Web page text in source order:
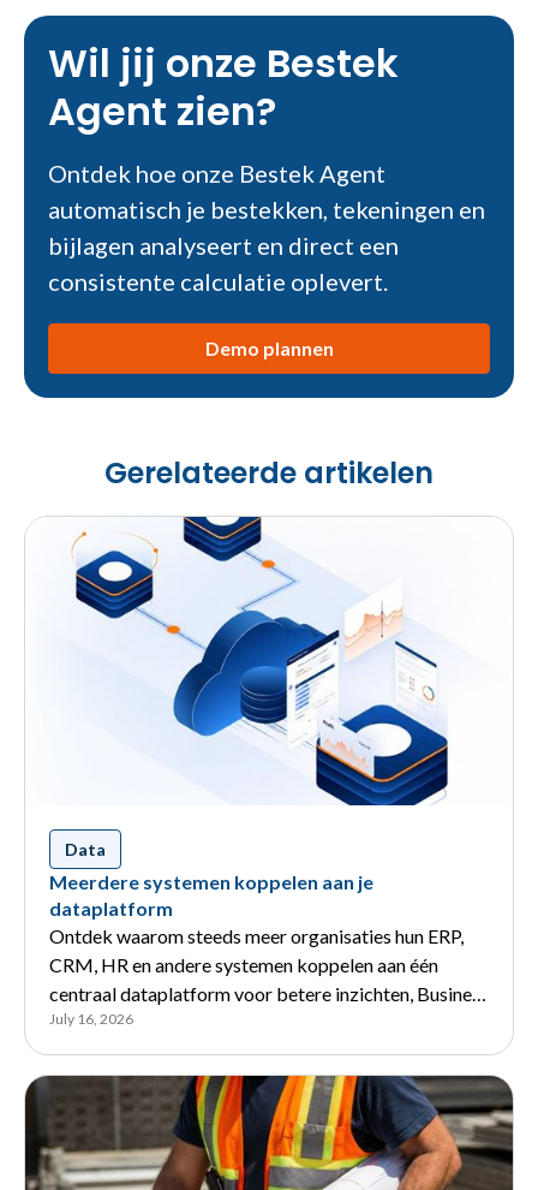
Wil jij onze Bestek
Agent zien?
Ontdek hoe onze Bestek Agent
automatisch je bestekken, tekeningen en
bijlagen analyseert en direct een
consistente calculatie oplevert.
Demo plannen
Gerelateerde artikelen
Data
Meerdere systemen koppelen aan je
dataplatform
Ontdek waarom steeds meer organisaties hun ERP,
CRM, HR en andere systemen koppelen aan één
centraal dataplatform voor betere inzichten, Business
Intelligence en AI.
July 16, 2026